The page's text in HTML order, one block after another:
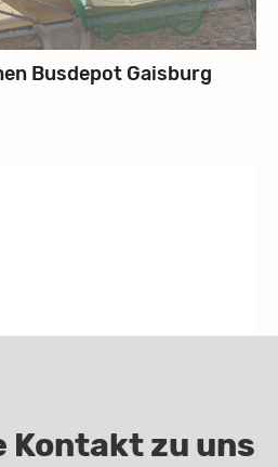
Busdepot Gaisburg
Kontakt zu uns